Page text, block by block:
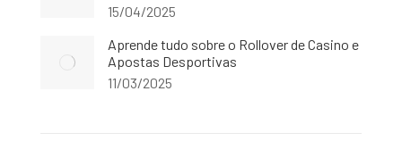
15/04/2025
Aprende tudo sobre o Rollover de Casino e
Apostas Desportivas
11/03/2025